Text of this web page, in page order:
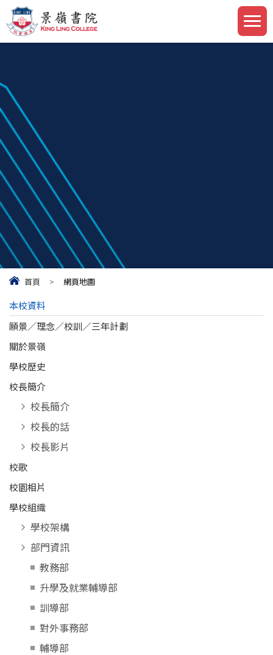
首頁 > 網頁地圖
本校資料
願景／理念／校訓／三年計劃
關於景嶺
學校歷史
校長簡介
校長簡介
校長的話
校長影片
校歌
校園相片
學校組織
學校架構
部門資訊
教務部
升學及就業輔導部
訓導部
對外事務部
輔導部